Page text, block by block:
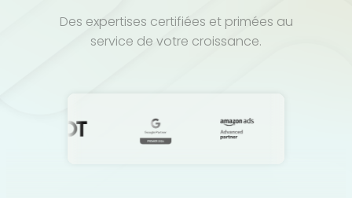
Des expertises certifiées et primées au
service de votre croissance.